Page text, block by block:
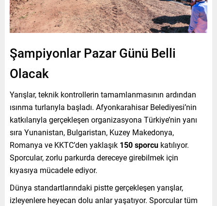
Şampiyonlar Pazar Günü Belli
Olacak
Yarışlar, teknik kontrollerin tamamlanmasının ardından
ısınma turlarıyla başladı. Afyonkarahisar Belediyesi’nin
katkılarıyla gerçekleşen organizasyona Türkiye’nin yanı
sıra Yunanistan, Bulgaristan, Kuzey Makedonya,
Romanya ve KKTC’den yaklaşık 150 sporcu katılıyor.
Sporcular, zorlu parkurda dereceye girebilmek için
kıyasıya mücadele ediyor.
Dünya standartlarındaki pistte gerçekleşen yarışlar,
izleyenlere heyecan dolu anlar yaşatıyor. Sporcular tüm